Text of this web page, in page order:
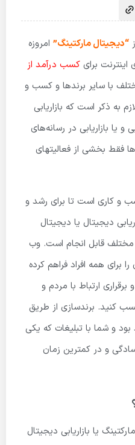
“دیجیتال مارکتینگ” امروزه
برای کسب درآمد از
با سایر برندها و کسب و
به ذکر است که بازاریابی
و یا بازاریابی در رسانه‌های
فقط بخشی از فعالیت­های
و کاری است تا برای رشد و
دیجیتال یا دیجیتال
مختلف قابل انجام است. وب
برای همه افراد فراهم کرده
ارتباط با مردم و
کنید. برندسازی از طریق
و شما با تبلیغات که یکی
و در کمترین زمان
یا بازاریابی دیجیتال